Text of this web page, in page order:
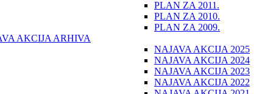
PLAN ZA 2011.
PLAN ZA 2010.
PLAN ZA 2009.
AKCIJA ARHIVA
NAJAVA AKCIJA 2025
NAJAVA AKCIJA 2024
NAJAVA AKCIJA 2023
NAJAVA AKCIJA 2022